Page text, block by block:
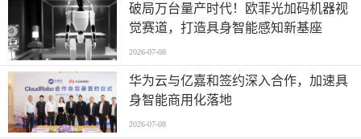
破局万台量产时代！欧菲光加码机器视
觉赛道，打造具身智能感知新基座
2026-07-08
华为云与亿嘉和签约深入合作，加速具
身智能商用化落地
2026-07-08